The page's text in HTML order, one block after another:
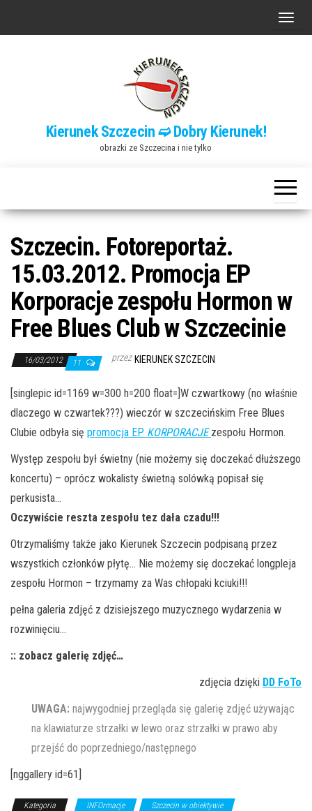
P
n
a
w
c
j
Kierunek Szczecin ➫ Dobry Kierunek!
obrazki ze Szczecina i nie tylko
Szczecin. Fotoreportaż.
15.03.2012. Promocja EP
Korporacje zespołu Hormon w
Free Blues Club w Szczecinie
16/03/2012 11 przez KIERUNEK SZCZECIN
[singlepic id=1169 w=300 h=200 float=]W czwartkowy (no właśnie
dlaczego w czwartek???) wieczór w szczecińskim Free Blues
Clubie odbyła się promocja EP KORPORACJE zespołu Hormon.
Występ zespołu był świetny (nie możemy się doczekać dłuższego
koncertu) – oprócz wokalisty świetną solówką popisał się
perkusista…
Oczywiście reszta zespołu tez dała czadu!!!
Otrzymaliśmy także jako Kierunek Szczecin podpisaną przez
wszystkich członków płytę… Nie możemy się doczekać longpleja
zespołu Hormon – trzymamy za Was chłopaki kciuki!!!
pełna galeria zdjęć z dzisiejszego muzycznego wydarzenia w
rozwinięciu…
:: zobacz galerię zdjęć…
zdjęcia dzięki DD FoTo
UWAGA: najwygodniej przegląda się galerię zdjęć używając
na klawiaturze strzałki w lewo oraz strzałki w prawo aby
przejść do poprzedniego/następnego
[nggallery id=61]
Kategoria INFOrmacje Szczecin w obiektywie